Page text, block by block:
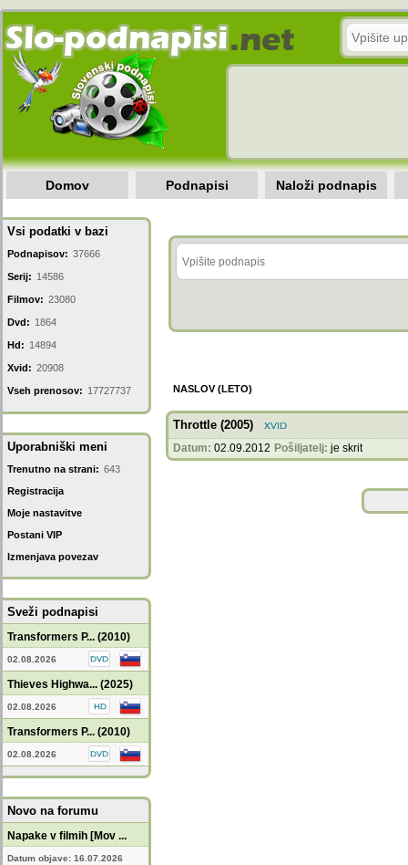
Domov Podnapisi Naloži podnapis
Vsi podatki v bazi
Podnapisov: 37666
Serij: 14586
Filmov: 23080
Dvd: 1864
Hd: 14894
Xvid: 20908
Vseh prenosov: 17727737
Uporabniški meni
Trenutno na strani: 643
Registracija
Moje nastavitve
Postani VIP
Izmenjava povezav
Sveži podnapisi
Transformers P... (2010)
02.08.2026
Thieves Highwa... (2025)
02.08.2026
Transformers P... (2010)
02.08.2026
Novo na forumu
Napake v filmih [Mov ...
Datum objave: 16.07.2026
NASLOV (LETO)
Throttle (2005)
Datum: 02.09.2012 Pošiljatelj: je skrit